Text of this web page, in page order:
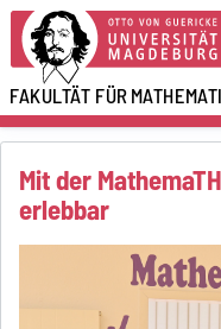
FAKULTÄT FÜR
Mit der
erlebbar